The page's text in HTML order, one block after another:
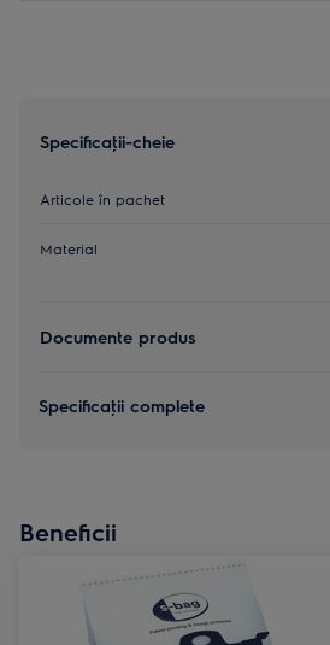
Specificaţii-cheie
Articole în pachet
Material
Documente produs
Specificaţii complete
Beneficii